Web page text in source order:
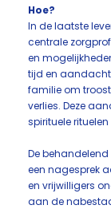
Hoe?
In de laatste
centrale
en
tijd en
familie om
verlies. Deze
spirituele
De
een nagesprek
en vrijwilligers
aan de